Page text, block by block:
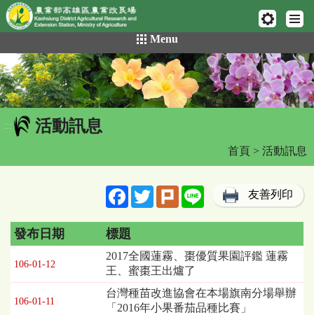
網頁置頂
到
主
要
內
容
區
Menu
::: 活動訊息
首頁 > 活動訊息
FacebookTwitterPlurk Line 友善列印
動
訊
息
發布日期 標題
106-01-12
2017全國蓮霧、棗優質果園評鑑 蓮霧
王、蜜棗王出爐了
106-01-11
台灣種苗改進協會在本場旗南分場舉辦
「2016年小果番茄品種比賽」